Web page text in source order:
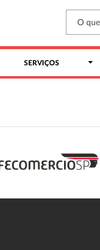
SERVIÇOS